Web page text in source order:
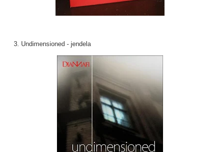
3. Undimensioned - jendela